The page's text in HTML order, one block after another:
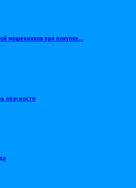
мошенников при покупке…
опасности